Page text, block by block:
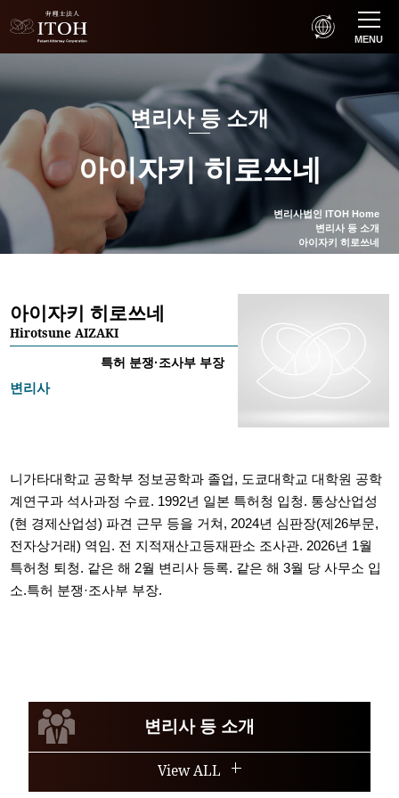
MENU
아이자키 히로쓰네
변리사 등 소개
변리사법인 ITOH Home
변리사 등 소개
아이자키 히로쓰네
아이자키 히로쓰네
Hirotsune AIZAKI
특허 분쟁·조사부 부장
변리사
니가타대학교 공학부 정보공학과 졸업, 도쿄대학교 대학원 공학
계연구과 석사과정 수료. 1992년 일본 특허청 입청. 통상산업성
(현 경제산업성) 파견 근무 등을 거쳐, 2024년 심판장(제26부문,
전자상거래) 역임. 전 지적재산고등재판소 조사관. 2026년 1월
특허청 퇴청. 같은 해 2월 변리사 등록. 같은 해 3월 당 사무소 입
소.특허 분쟁·조사부 부장.
변리사 등 소개
View ALL